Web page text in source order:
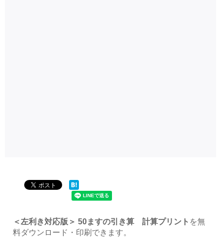
＜左利き対応版＞ 50ますの引き算 計算プリント を無
料ダウンロード・印刷できます。